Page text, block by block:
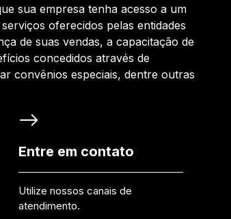
sua empresa tenha acesso a um
oferecidos pelas entidades
de suas vendas, a capacitação de
concedidos através de
convênios especiais, dentre outras
Entre em contato
Utilize nossos canais de
atendimento.